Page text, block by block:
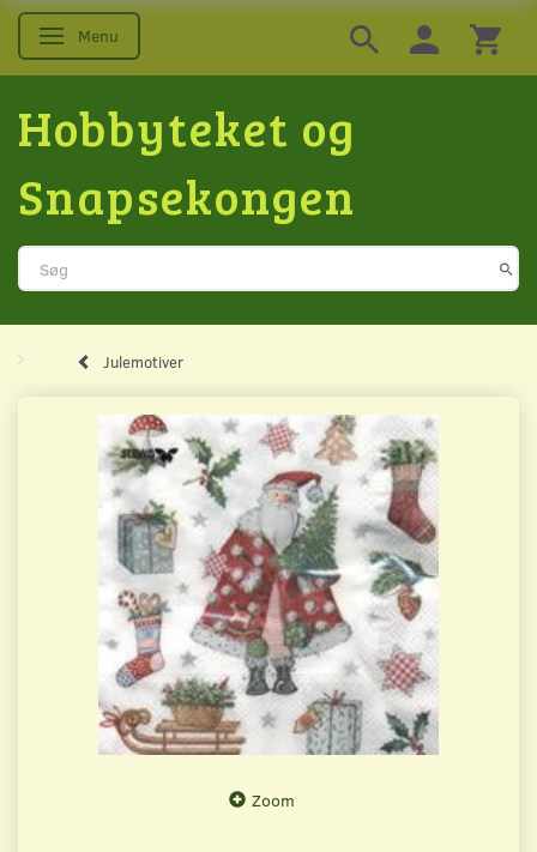
Skifte navigation
Menu
Hobbyteket og
Snapsekongen
Julemotiver
Zoom